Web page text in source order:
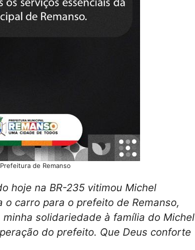
de Remanso
hoje na BR-235 vitimou Michel
carro para o prefeito de Remanso,
solidariedade à família do Michel
do prefeito. Que Deus conforte